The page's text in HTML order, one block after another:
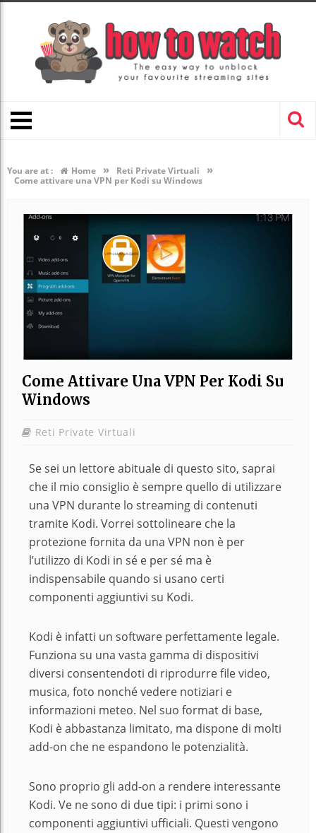
You are at : Home » Reti Private Virtuali »
Come attivare una VPN per Kodi su Windows
Come Attivare Una VPN Per Kodi Su
Windows
Reti Private Virtuali
Se sei un lettore abituale di questo sito, saprai
che il mio consiglio è sempre quello di utilizzare
una VPN durante lo streaming di contenuti
tramite Kodi. Vorrei sottolineare che la
protezione fornita da una VPN non è per
l’utilizzo di Kodi in sé e per sé ma è
indispensabile quando si usano certi
componenti aggiuntivi su Kodi.
Kodi è infatti un software perfettamente legale.
Funziona su una vasta gamma di dispositivi
diversi consentendoti di riprodurre file video,
musica, foto nonché vedere notiziari e
informazioni meteo. Nel suo format di base,
Kodi è abbastanza limitato, ma dispone di molti
add-on che ne espandono le potenzialità.
Sono proprio gli add-on a rendere interessante
Kodi. Ve ne sono di due tipi: i primi sono i
componenti aggiuntivi ufficiali. Questi vengono